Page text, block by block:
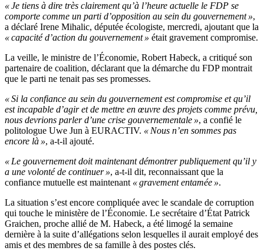
« Je tiens à dire très clairement qu’à l’heure actuelle le FDP se
comporte comme un parti d’opposition au sein du gouvernement »,
a déclaré Irene Mihalic, députée écologiste, mercredi, ajoutant que la
« capacité d’action du gouvernement » était gravement compromise.
La veille, le ministre de l’Économie, Robert Habeck, a critiqué son
partenaire de coalition, déclarant que la démarche du FDP montrait
que le parti ne tenait pas ses promesses.
« Si la confiance au sein du gouvernement est compromise et qu’il
est incapable d’agir et de mettre en œuvre des projets comme prévu,
nous devrions parler d’une crise gouvernementale », a confié le
politologue Uwe Jun à EURACTIV. « Nous n’en sommes pas
encore là », a-t-il ajouté.
« Le gouvernement doit maintenant démontrer publiquement qu’il y
a une volonté de continuer », a-t-il dit, reconnaissant que la
confiance mutuelle est maintenant « gravement entamée ».
La situation s’est encore compliquée avec le scandale de corruption
qui touche le ministère de l’Économie. Le secrétaire d’État Patrick
Graichen, proche allié de M. Habeck, a été limogé la semaine
dernière à la suite d’allégations selon lesquelles il aurait employé des
amis et des membres de sa famille à des postes clés.